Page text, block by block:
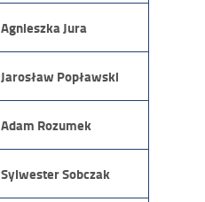
Agnieszka Jura
Jarosław Popławski
Adam Rozumek
Sylwester Sobczak